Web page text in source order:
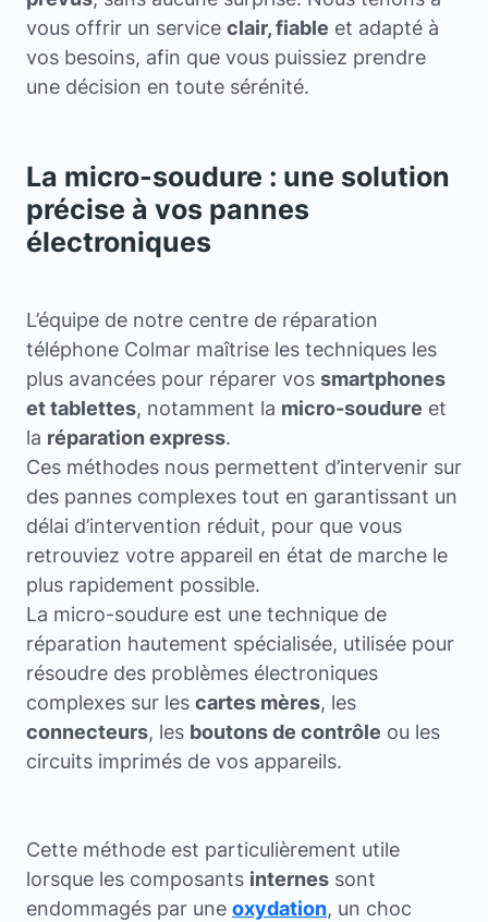
vous offrir un service clair, fiable et adapté à
vos besoins, afin que vous puissiez prendre
une décision en toute sérénité.
La micro-soudure : une solution
précise à vos pannes
électroniques
L’équipe de notre centre de réparation
téléphone Colmar maîtrise les techniques les
plus avancées pour réparer vos smartphones
et tablettes, notamment la micro-soudure et
la réparation express.
Ces méthodes nous permettent d’intervenir sur
des pannes complexes tout en garantissant un
délai d’intervention réduit, pour que vous
retrouviez votre appareil en état de marche le
plus rapidement possible.
La micro-soudure est une technique de
réparation hautement spécialisée, utilisée pour
résoudre des problèmes électroniques
complexes sur les cartes mères, les
connecteurs, les boutons de contrôle ou les
circuits imprimés de vos appareils.
Cette méthode est particulièrement utile
lorsque les composants internes sont
endommagés par une oxydation, un choc